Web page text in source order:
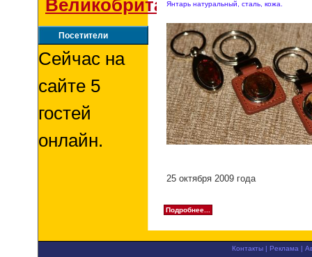
Великобритания
Посетители
Сейчас на
сайте 5
гостей
онлайн.
Янтарь натуральный, сталь, кожа.
25 октября 2009 года
Подробнее...
Контакты |Реклама |